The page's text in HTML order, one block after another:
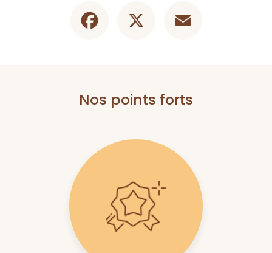
Nos points forts